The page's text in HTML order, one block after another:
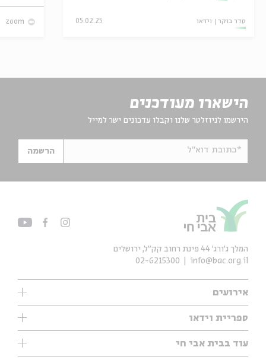
סדר בוקר וידאו 05.02.25
zoom
הישארו מעודכנים
הירשמו לניוזלטר שלנו וקבלו עדכונים ישר למייל
*כתובת דוא"ל הרשמה
אירועים
עיון
אנגלית
ספריית וידאו
ילדים
מוזיקה
עוד בבית אבי חי
תערוכות
המלך ג'ורג' 44 פינת רחוב קק״ל, ירושלים
info@bac.org.il
02-6215300